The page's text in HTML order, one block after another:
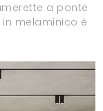
a ponte
in melaminico è